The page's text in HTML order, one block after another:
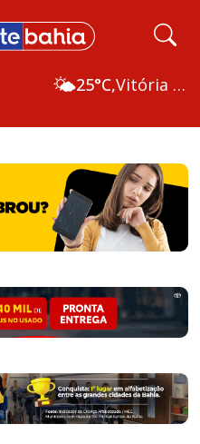
🌤️25°C, Vitória da Conquista